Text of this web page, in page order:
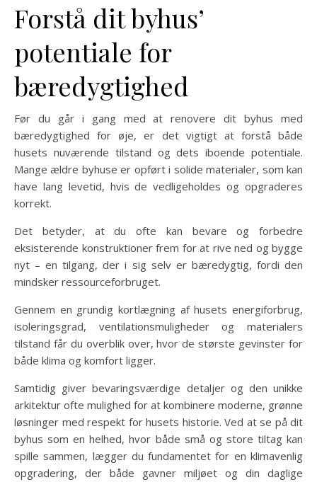
Forstå dit byhus’
potentiale for
bæredygtighed
Før du går i gang med at renovere dit byhus med
bæredygtighed for øje, er det vigtigt at forstå både
husets nuværende tilstand og dets iboende potentiale.
Mange ældre byhuse er opført i solide materialer, som kan
have lang levetid, hvis de vedligeholdes og opgraderes
korrekt.
Det betyder, at du ofte kan bevare og forbedre
eksisterende konstruktioner frem for at rive ned og bygge
nyt – en tilgang, der i sig selv er bæredygtig, fordi den
mindsker ressourceforbruget.
Gennem en grundig kortlægning af husets energiforbrug,
isoleringsgrad, ventilationsmuligheder og materialers
tilstand får du overblik over, hvor de største gevinster for
både klima og komfort ligger.
Samtidig giver bevaringsværdige detaljer og den unikke
arkitektur ofte mulighed for at kombinere moderne, grønne
løsninger med respekt for husets historie. Ved at se på dit
byhus som en helhed, hvor både små og store tiltag kan
spille sammen, lægger du fundamentet for en klimavenlig
opgradering, der både gavner miljøet og din daglige